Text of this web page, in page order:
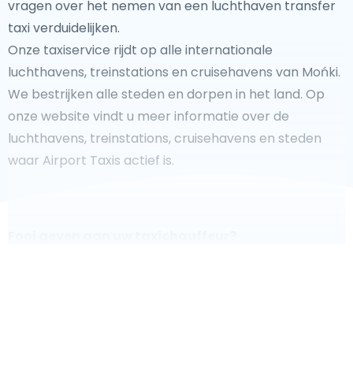
vragen over het nemen van een luchthaven transfer
taxi verduidelijken.
Onze taxiservice rijdt op alle internationale
luchthavens, treinstations en cruisehavens van Mońki.
We bestrijken alle steden en dorpen in het land. Op
onze website vindt u meer informatie over de
luchthavens, treinstations, cruisehavens en steden
waar Airport Taxis actief is.